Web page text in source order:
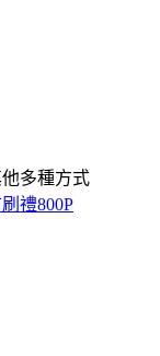
多種方式
禮800P